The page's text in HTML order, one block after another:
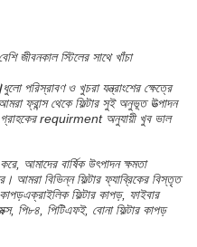
জীবনকাল স্টিলের সাথে খাঁচা
ধুলো পরিস্রাবণ ও খুচরা যন্ত্রাংশের ক্ষেত্রে
ফ্রান্স থেকে ফিল্টার সুই অনুভূত উত্পাদন
requirment অনুযায়ী খুব ভাল
আমাদের বার্ষিক উৎপাদন ক্ষমতা
আমরা বিভিন্ন ফিল্টার ফ্যাব্রিকের বিস্তৃত
কাপড়এক্রাইলিক ফিল্টার কাপড়, ফাইবার
পি৮৪, পিটিএফই, বোনা ফিল্টার কাপড়